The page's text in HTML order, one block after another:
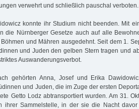
verwehrt und schließlich pauschal verboten.
konnte ihr Studium nicht beenden. Mit
die Nürnberger Gesetze auch auf alle
und Mähren ausgedehnt. Seit dem 1.
und Juden den gelben Stern tragen und
Auswanderungsverbot.
gehörten Anna, Josef und Erika
und Juden, die im Zuge der ersten
Getto Lodz abtransportiert wurden. Am 31.
ihrer Sammelstelle, in der sie die Nacht